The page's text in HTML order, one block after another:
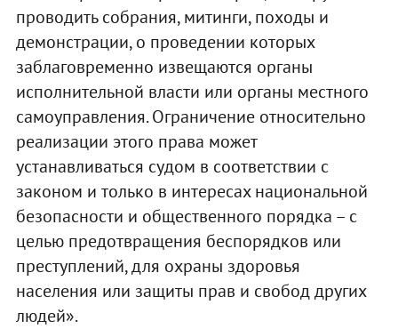
проводить собрания, митинги, походы и
демонстрации, о проведении которых
заблаговременно извещаются органы
исполнительной власти или органы местного
самоуправления. Ограничение относительно
реализации этого права может
устанавливаться судом в соответствии с
законом и только в интересах национальной
безопасности и общественного порядка – с
целью предотвращения беспорядков или
преступлений, для охраны здоровья
населения или защиты прав и свобод других
людей».